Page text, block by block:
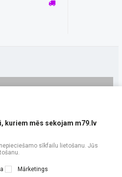
kuriem mēs sekojam m79.lv
sīkfailu lietošanu. Jūs
Mārketings